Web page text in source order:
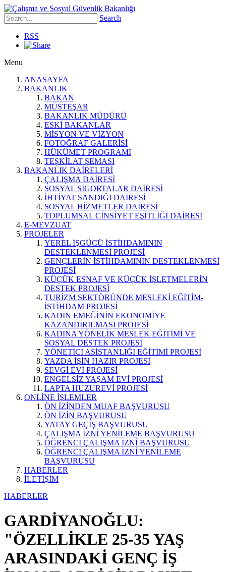
Search
RSS
Menu
ANASAYFA
BAKANLIK
BAKAN
MÜSTEŞAR
BAKANLIK MÜDÜRÜ
ESKİ BAKANLAR
MİSYON VE VİZYON
FOTOĞRAF GALERİSİ
HÜKÜMET PROGRAMI
TEŞKİLAT ŞEMASI
BAKANLIK DAİRELERİ
ÇALIŞMA DAİRESİ
SOSYAL SİGORTALAR DAİRESİ
İHTİYAT SANDIĞI DAİRESİ
SOSYAL HİZMETLER DAİRESİ
TOPLUMSAL CİNSİYET EŞİTLİĞİ DAİRESİ
E-MEVZUAT
PROJELER
YEREL İŞGÜCÜ İSTİHDAMININ
DESTEKLENMESİ PROJESİ
GENÇLERİN İSTİHDAMININ DESTEKLENMESİ
PROJESİ
KÜÇÜK ESNAF VE KÜÇÜK İŞLETMELERİN
DESTEK PROJESİ
TURİZM SEKTÖRÜNDE MESLEKİ EĞİTİM-
İSTİHDAM PROJESİ
KADIN EMEĞİNİN EKONOMİYE
KAZANDIRILMASI PROJESİ
KADINA YÖNELİK MESLEK EĞİTİMİ VE
SOSYAL DESTEK PROJESİ
YÖNETİCİ ASİSTANLIĞI EĞİTİMİ PROJESİ
YAZDA İŞİN HAZIR PROJESİ
SEVGİ EVİ PROJESİ
ENGELSİZ YAŞAM EVİ PROJESİ
LAPTA HUZUREVİ PROJESİ
ONLİNE İŞLEMLER
ÖN İZİNDEN MUAF BAŞVURUSU
ÖN İZİN BAŞVURUSU
YATAY GEÇİŞ BAŞVURUSU
ÇALIŞMA İZNİ YENİLEME BAŞVURUSU
ÖĞRENCİ ÇALIŞMA İZNİ BAŞVURUSU
ÖĞRENCİ ÇALIŞMA İZNİ YENİLEME
BAŞVURUSU
HABERLER
İLETİŞİM
HABERLER
GARDİYANOĞLU:
"ÖZELLİKLE 25-35 YAŞ
ARASINDAKİ GENÇ İŞ